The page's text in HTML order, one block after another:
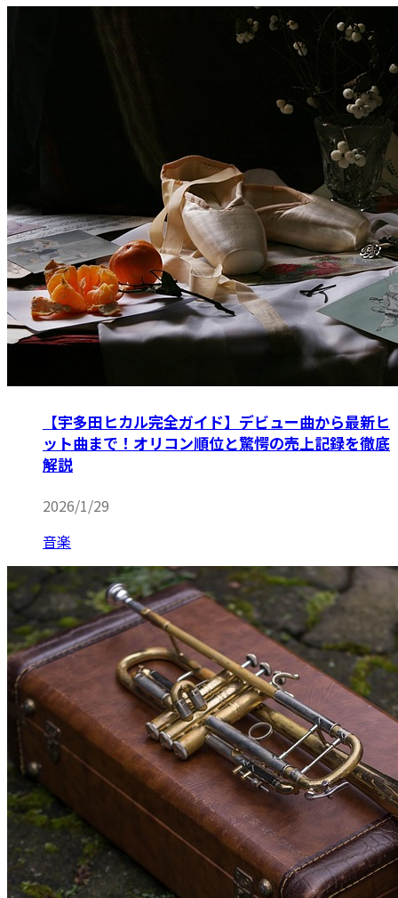
【宇多田ヒカル完全ガイド】デビュー曲から最新ヒ
ット曲まで！オリコン順位と驚愕の売上記録を徹底
解説
2026/1/29
音楽